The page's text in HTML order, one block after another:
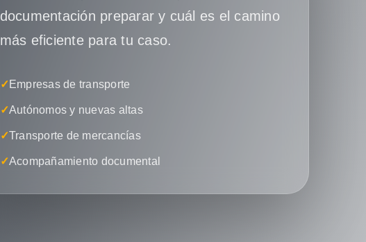
documentación preparar y cuál es el camino
más eficiente para tu caso.
✓ Empresas de transporte
✓Autónomos y nuevas altas
✓Transporte de mercancías
✓Acompañamiento documental